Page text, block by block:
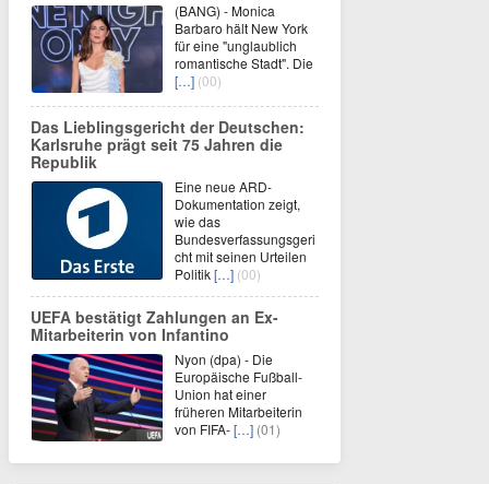
(BANG) - Monica
Barbaro hält New York
für eine "unglaublich
romantische Stadt". Die
[…] (00)
Das Lieblingsgericht der Deutschen:
Karlsruhe prägt seit 75 Jahren die
Republik
Eine neue ARD-
Dokumentation zeigt,
wie das
Bundesverfassungsgeri
cht mit seinen Urteilen
Politik[…] (00)
UEFA bestätigt Zahlungen an Ex-
Mitarbeiterin von Infantino
Nyon (dpa) - Die
Europäische Fußball-
Union hat einer
früheren Mitarbeiterin
von FIFA-[…] (01)